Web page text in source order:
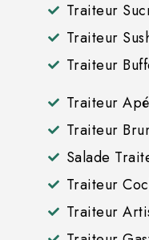
Traiteur
Traiteur
Traiteur
Traiteur
Traiteur
Salade
Traiteur
Traiteur